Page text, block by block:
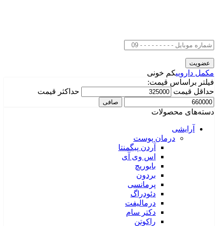
مکمل داروییکم خونی
فیلتر براساس قیمت:
حداقل قیمت
حداكثر قيمت
صافی
دسته‌های محصولات
آرایشی
درمان پوست
آردن پیگمنتا
اس وی آی
بایوریچ
بردون
پرمانسی
دئودراگ
درمالیفت
دکتر سام
راکوتن